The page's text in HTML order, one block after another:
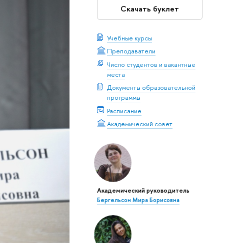
Скачать буклет
Учебные курсы
Преподаватели
Число студентов и вакантные
места
Документы образовательной
программы
Расписание
Академический совет
Академический руководитель
Бергельсон Мира Борисовна